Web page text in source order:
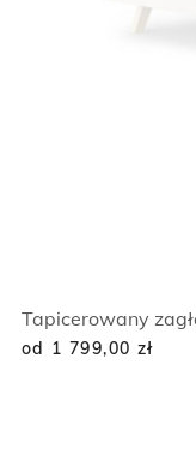
Tapicerowany
od 1 799,00 zł